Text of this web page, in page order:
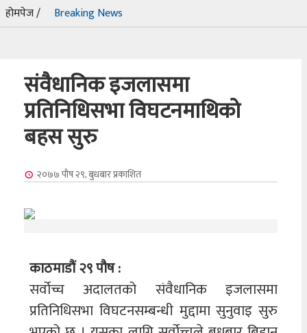
होमपेज / Breaking News
संवैधानिक इजलासमा
प्रतिनिधिसभा विघटनमाथिको
बहस सुरु
२०७७ पौष २९, बुधबारप्रकाशित
काठमाडौं २९ पौष :
सर्वोच्च अदालतको संवैधानिक इजलासमा
प्रतिनिधिसभा विघटनसम्बन्धी मुद्दामा सुनुवाइ सुरु